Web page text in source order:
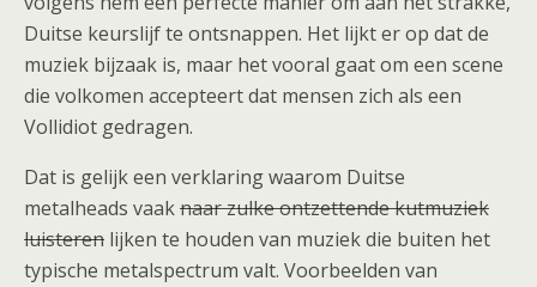
Duitse keurslijf te ontsnappen. Het lijkt er op dat de
muziek bijzaak is, maar het vooral gaat om een scene
die volkomen accepteert dat mensen zich als een
Vollidiot gedragen.
Dat is gelijk een verklaring waarom Duitse
metalheads vaaknaar zulke ontzettende kutmuziek
luisteren lijken te houden van muziek die buiten het
typische metalspectrum valt. Voorbeelden van